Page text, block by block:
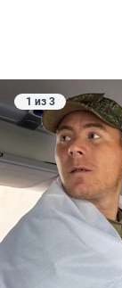
1 из 3